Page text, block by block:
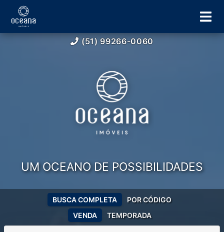
(51) 99266-0060
UM OCEANO DE POSSIBILIDADES
VENDA TEMPORADA
BUSCA COMPLETA POR CÓDIGO